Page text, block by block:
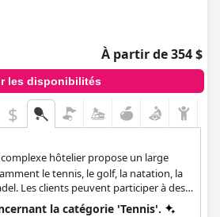
À partir de 354 $
les disponibilités
$
complexe hôtelier propose un large
le tennis, le golf, la natation, la
Les clients peuvent participer à des
tennis organisés par le club de tennis
la catégorie 'Tennis'.